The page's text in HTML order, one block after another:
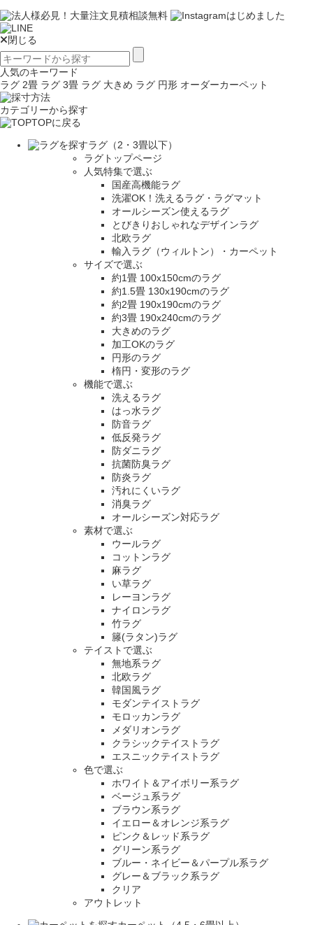
閉じる
人気のキーワード
ラグ 2畳 ラグ 3畳 ラグ 大きめ ラグ 円形 オーダーカーペット
カテゴリーから探す
TOPに戻る
ラグ（2・3畳以下）
ラグトップページ
人気特集で選ぶ
国産高機能ラグ
洗濯OK！洗えるラグ・ラグマット
オールシーズン使えるラグ
とびきりおしゃれなデザインラグ
北欧ラグ
輸入ラグ（ウィルトン）・カーペット
サイズで選ぶ
約1畳 100x150cmのラグ
約1.5畳 130x190cmのラグ
約2畳 190x190cmのラグ
約3畳 190x240cmのラグ
大きめのラグ
加工OKのラグ
円形のラグ
楕円・変形のラグ
機能で選ぶ
洗えるラグ
はっ水ラグ
防音ラグ
低反発ラグ
防ダニラグ
抗菌防臭ラグ
防炎ラグ
汚れにくいラグ
消臭ラグ
オールシーズン対応ラグ
素材で選ぶ
ウールラグ
コットンラグ
麻ラグ
い草ラグ
レーヨンラグ
ナイロンラグ
竹ラグ
籐(ラタン)ラグ
テイストで選ぶ
無地系ラグ
北欧ラグ
韓国風ラグ
モダンテイストラグ
モロッカンラグ
メダリオンラグ
クラシックテイストラグ
エスニックテイストラグ
色で選ぶ
ホワイト＆アイボリー系ラグ
ベージュ系ラグ
ブラウン系ラグ
イエロー＆オレンジ系ラグ
ピンク＆レッド系ラグ
グリーン系ラグ
ブルー・ネイビー＆パープル系ラグ
グレー＆ブラック系ラグ
クリア
アウトレット